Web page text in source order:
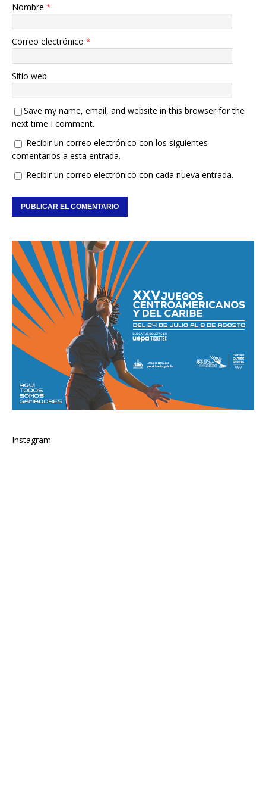
Nombre *
Correo electrónico *
Sitio web
Save my name, email, and website in this browser for the
next time I comment.
Recibir un correo electrónico con los siguientes
comentarios a esta entrada.
Recibir un correo electrónico con cada nueva entrada.
Instagram